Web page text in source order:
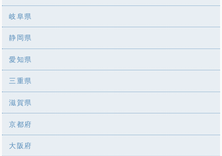
岐阜県
静岡県
愛知県
三重県
滋賀県
京都府
大阪府